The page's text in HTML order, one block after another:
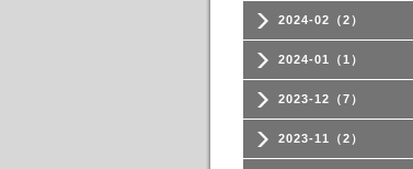
2024-02（2）
2024-01（1）
2023-12（7）
2023-11（2）